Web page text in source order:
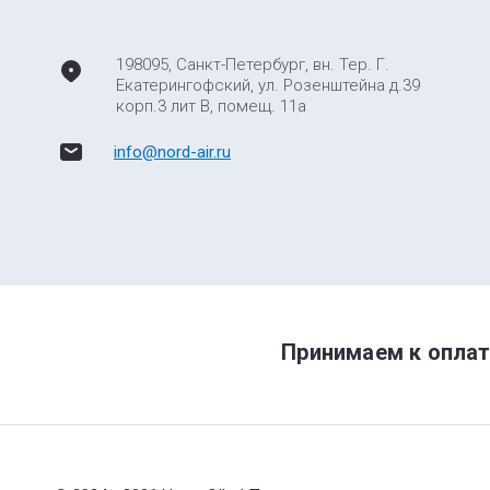
198095, Санкт-Петербург, вн. Тер. Г.
Екатерингофский, ул. Розенштейна д.39
корп.3 лит В, помещ. 11а
info@nord-air.ru
Принимаем к